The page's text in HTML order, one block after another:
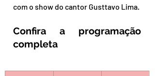
com o show do cantor Gusttavo Lima.
Confira a programação
completa